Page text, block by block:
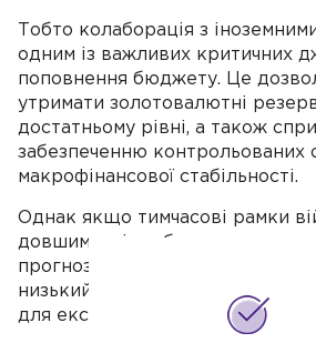
Тобто колаборація з
одним із важливих критичних
поповнення бюджету. Це
утримати золотовалютні
достатньому рівні, а також
забезпеченню контрольованих
макрофінансової стабільності.
Однак якщо тимчасові рамки
довшими, ніж у базовому
прогнозі, зберігатиметься
низький рівень інвестицій та
для експорту.